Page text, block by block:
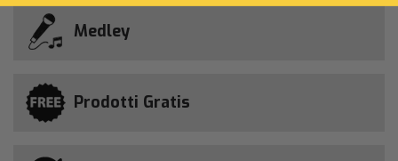
Medley
Prodotti Gratis